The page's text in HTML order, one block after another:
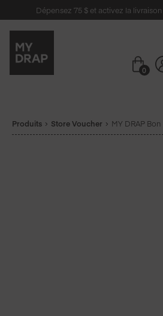
Dépensez 75 $ et activez la
0
Produits Store Voucher MY DRAP